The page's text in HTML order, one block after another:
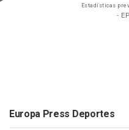
Estadísticas
-
Europa Press Deportes